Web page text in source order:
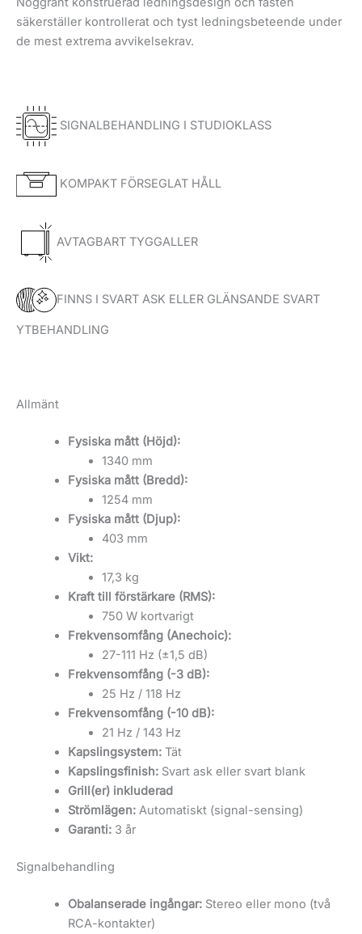
säkerställer kontrollerat och tyst ledningsbeteende under
de mest extrema avvikelsekrav.
SIGNALBEHANDLING I STUDIOKLASS
KOMPAKT FÖRSEGLAT HÅLL
AVTAGBART TYGGALLER
FINNS I SVART ASK ELLER GLÄNSANDE SVART
YTBEHANDLING
Allmänt
Fysiska mått (Höjd):
1340 mm
Fysiska mått (Bredd):
1254 mm
Fysiska mått (Djup):
403 mm
Vikt:
17,3 kg
Kraft till förstärkare (RMS):
750 W kortvarigt
Frekvensomfång (Anechoic):
27-111 Hz (±1,5 dB)
Frekvensomfång (-3 dB):
25 Hz / 118 Hz
Frekvensomfång (-10 dB):
21 Hz / 143 Hz
Kapslingsystem:Tät
Kapslingsfinish:Svart ask eller svart blank
Grill(er) inkluderad
Strömlägen:Automatiskt (signal-sensing)
Garanti:3 år
Signalbehandling
Obalanserade ingångar:Stereo eller mono (två
RCA-kontakter)